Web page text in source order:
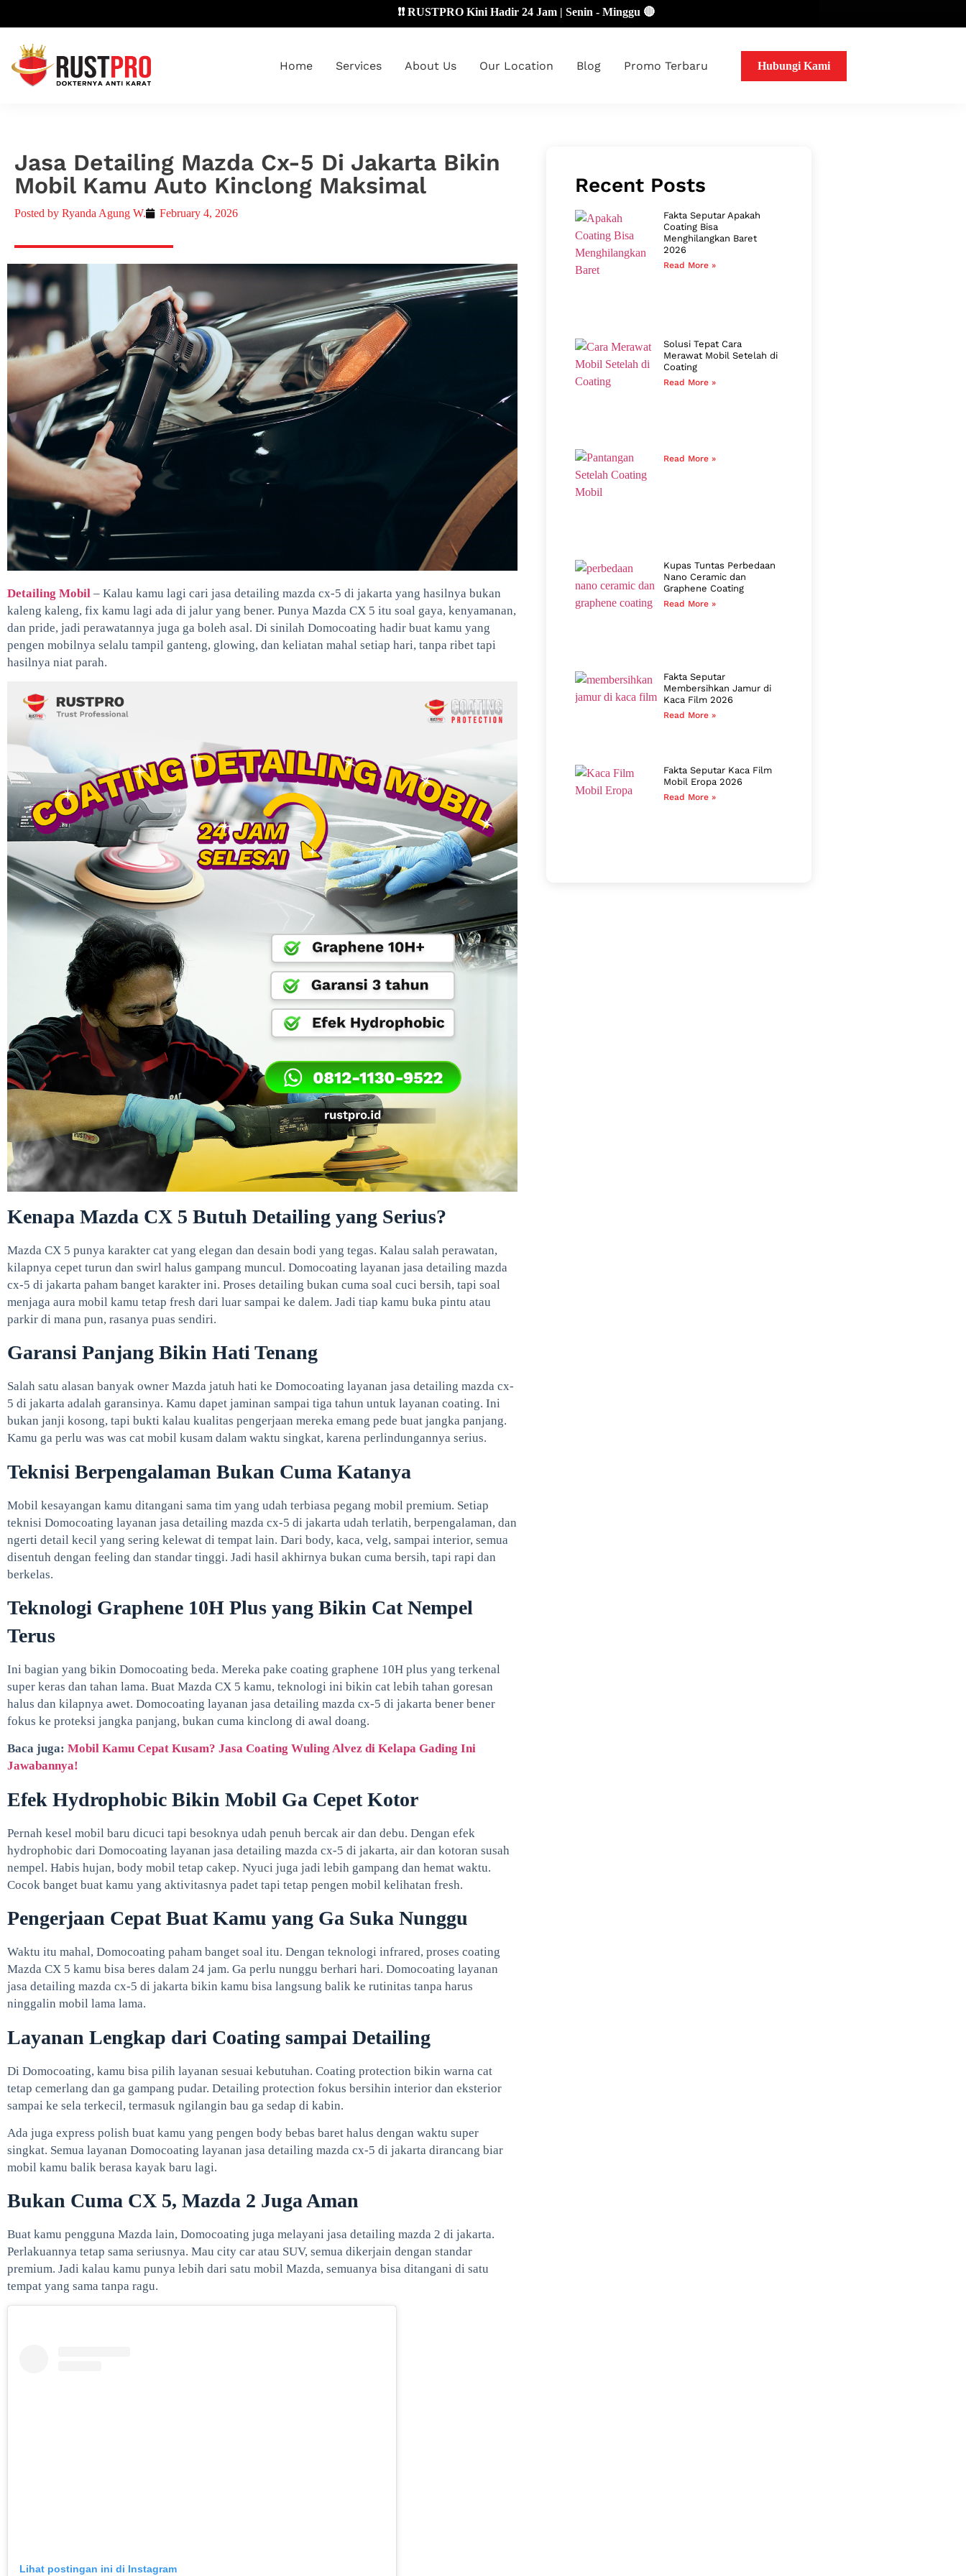
❗❗ RUSTPRO Kini Hadir 24 Jam | Senin - Minggu 🔴
Home Services About Us Our Location Blog Promo Terbaru Hubungi Kami
Jasa Detailing Mazda Cx-5 Di Jakarta Bikin
Mobil Kamu Auto Kinclong Maksimal
Posted by Ryanda Agung W. February 4, 2026
Detailing Mobil – Kalau kamu lagi cari jasa detailing mazda cx-5 di jakarta yang hasilnya bukan
kaleng kaleng, fix kamu lagi ada di jalur yang bener. Punya Mazda CX 5 itu soal gaya, kenyamanan,
dan pride, jadi perawatannya juga ga boleh asal. Di sinilah Domocoating hadir buat kamu yang
pengen mobilnya selalu tampil ganteng, glowing, dan keliatan mahal setiap hari, tanpa ribet tapi
hasilnya niat parah.
Kenapa Mazda CX 5 Butuh Detailing yang Serius?
Mazda CX 5 punya karakter cat yang elegan dan desain bodi yang tegas. Kalau salah perawatan,
kilapnya cepet turun dan swirl halus gampang muncul. Domocoating layanan jasa detailing mazda
cx-5 di jakarta paham banget karakter ini. Proses detailing bukan cuma soal cuci bersih, tapi soal
menjaga aura mobil kamu tetap fresh dari luar sampai ke dalem. Jadi tiap kamu buka pintu atau
parkir di mana pun, rasanya puas sendiri.
Garansi Panjang Bikin Hati Tenang
Salah satu alasan banyak owner Mazda jatuh hati ke Domocoating layanan jasa detailing mazda cx-
5 di jakarta adalah garansinya. Kamu dapet jaminan sampai tiga tahun untuk layanan coating. Ini
bukan janji kosong, tapi bukti kalau kualitas pengerjaan mereka emang pede buat jangka panjang.
Kamu ga perlu was was cat mobil kusam dalam waktu singkat, karena perlindungannya serius.
Teknisi Berpengalaman Bukan Cuma Katanya
Mobil kesayangan kamu ditangani sama tim yang udah terbiasa pegang mobil premium. Setiap
teknisi Domocoating layanan jasa detailing mazda cx-5 di jakarta udah terlatih, berpengalaman, dan
ngerti detail kecil yang sering kelewat di tempat lain. Dari body, kaca, velg, sampai interior, semua
disentuh dengan feeling dan standar tinggi. Jadi hasil akhirnya bukan cuma bersih, tapi rapi dan
berkelas.
Teknologi Graphene 10H Plus yang Bikin Cat Nempel
Terus
Ini bagian yang bikin Domocoating beda. Mereka pake coating graphene 10H plus yang terkenal
super keras dan tahan lama. Buat Mazda CX 5 kamu, teknologi ini bikin cat lebih tahan goresan
halus dan kilapnya awet. Domocoating layanan jasa detailing mazda cx-5 di jakarta bener bener
fokus ke proteksi jangka panjang, bukan cuma kinclong di awal doang.
Baca juga: Mobil Kamu Cepat Kusam? Jasa Coating Wuling Alvez di Kelapa Gading Ini
Jawabannya!
Efek Hydrophobic Bikin Mobil Ga Cepet Kotor
Pernah kesel mobil baru dicuci tapi besoknya udah penuh bercak air dan debu. Dengan efek
hydrophobic dari Domocoating layanan jasa detailing mazda cx-5 di jakarta, air dan kotoran susah
nempel. Habis hujan, body mobil tetap cakep. Nyuci juga jadi lebih gampang dan hemat waktu.
Cocok banget buat kamu yang aktivitasnya padet tapi tetap pengen mobil kelihatan fresh.
Pengerjaan Cepat Buat Kamu yang Ga Suka Nunggu
Waktu itu mahal, Domocoating paham banget soal itu. Dengan teknologi infrared, proses coating
Mazda CX 5 kamu bisa beres dalam 24 jam. Ga perlu nunggu berhari hari. Domocoating layanan
jasa detailing mazda cx-5 di jakarta bikin kamu bisa langsung balik ke rutinitas tanpa harus
ninggalin mobil lama lama.
Layanan Lengkap dari Coating sampai Detailing
Di Domocoating, kamu bisa pilih layanan sesuai kebutuhan. Coating protection bikin warna cat
tetap cemerlang dan ga gampang pudar. Detailing protection fokus bersihin interior dan eksterior
sampai ke sela terkecil, termasuk ngilangin bau ga sedap di kabin.
Ada juga express polish buat kamu yang pengen body bebas baret halus dengan waktu super
singkat. Semua layanan Domocoating layanan jasa detailing mazda cx-5 di jakarta dirancang biar
mobil kamu balik berasa kayak baru lagi.
Bukan Cuma CX 5, Mazda 2 Juga Aman
Buat kamu pengguna Mazda lain, Domocoating juga melayani jasa detailing mazda 2 di jakarta.
Perlakuannya tetap sama seriusnya. Mau city car atau SUV, semua dikerjain dengan standar
premium. Jadi kalau kamu punya lebih dari satu mobil Mazda, semuanya bisa ditangani di satu
tempat yang sama tanpa ragu.
Lihat postingan ini di Instagram
Recent Posts
Fakta Seputar Apakah
Coating Bisa
Menghilangkan Baret
2026
Read More »
Solusi Tepat Cara
Merawat Mobil Setelah di
Coating
Read More »
Read More »
Kupas Tuntas Perbedaan
Nano Ceramic dan
Graphene Coating
Read More »
Fakta Seputar
Membersihkan Jamur di
Kaca Film 2026
Read More »
Fakta Seputar Kaca Film
Mobil Eropa 2026
Read More »